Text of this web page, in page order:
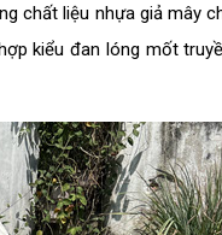
chất liệu nhựa giả mây
kiểu đan lóng mốt